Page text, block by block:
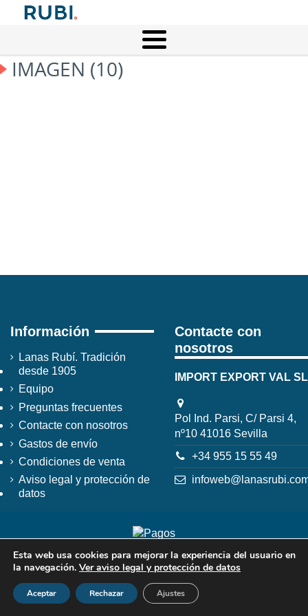
IMAGEN (10)
Información
Lanas Rubí. Tradición
desde 1905
Equipo
Preguntas frecuentes
Contacte con nosotros
Gastos de envío
Condiciones de venta
Aviso legal y protección de
datos
Contacte con
nosotros
IMPORT EXPORT VAL SL
Pol Ind. Parsi, C/ Parsi 4,
nº10 41016 Sevilla
+34 955 15 55 49
Esta web usa cookies para mejorar la experiencia del usuario en
la navegación. Ver aviso legal y protección de datos
Aceptar Rechazar Ajustes